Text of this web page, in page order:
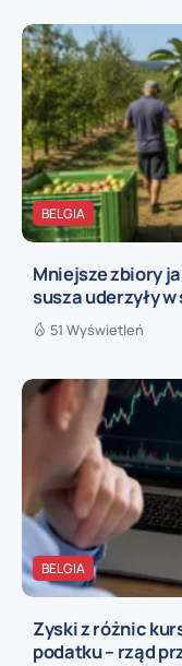
BELGIA
Mniejsze zbiory
susza uderzyły
51 Wyświetleń
BELGIA
Zyski z różnic
podatku – rząd